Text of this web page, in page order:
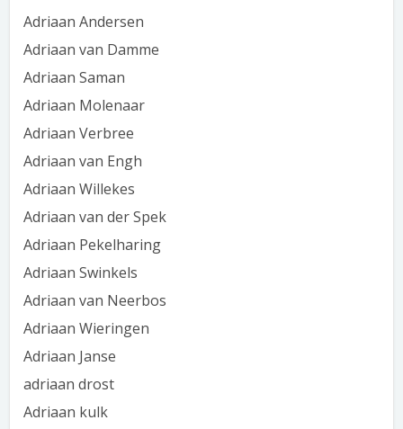
Adriaan Andersen
Adriaan van Damme
Adriaan Saman
Adriaan Molenaar
Adriaan Verbree
Adriaan van Engh
Adriaan Willekes
Adriaan van der Spek
Adriaan Pekelharing
Adriaan Swinkels
Adriaan van Neerbos
Adriaan Wieringen
Adriaan Janse
adriaan drost
Adriaan kulk